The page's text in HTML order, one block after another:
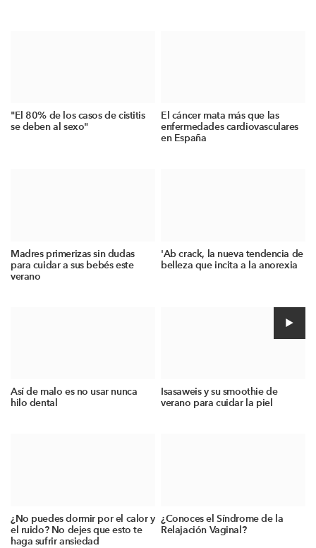
"El 80% de los casos de cistitis
se deben al sexo"
El cáncer mata más que las
enfermedades cardiovasculares
en España
Madres primerizas sin dudas
para cuidar a sus bebés este
verano
'Ab crack, la nueva tendencia de
belleza que incita a la anorexia
Así de malo es no usar nunca
hilo dental
Isasaweis y su smoothie de
verano para cuidar la piel
¿No puedes dormir por el calor y
el ruido? No dejes que esto te
haga sufrir ansiedad
¿Conoces el Síndrome de la
Relajación Vaginal?